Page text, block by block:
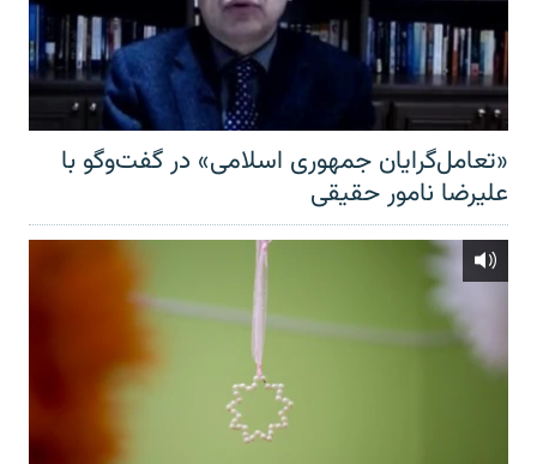
«تعامل‌گرایان جمهوری اسلامی» در گفت‌وگو با
علیرضا نامور حقیقی